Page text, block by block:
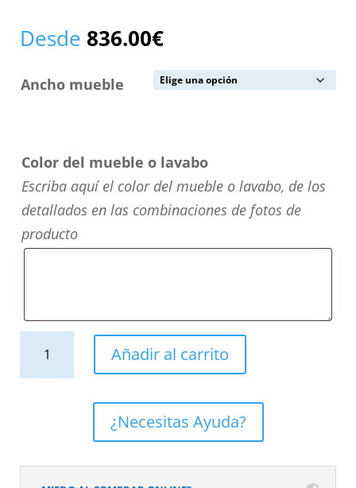
Desde 836.00€
Ancho mueble
Color del mueble o lavabo
Escriba aquí el color del mueble o lavabo, de los
detallados en las combinaciones de fotos de
producto
suspendido
2
Añadir al carrito
¿Necesitas Ayuda?